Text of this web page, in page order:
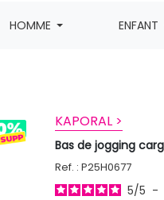
HOMME ENFANT
KAPORAL >
Bas de jogging
Ref. : P25H0677
5/5 -